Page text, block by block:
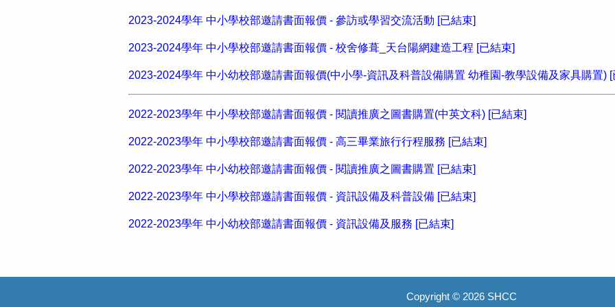
2023-2024學年 中小學校部邀請書面報價 - 參訪或學習交流活動 [已結束]
2023-2024學年 中小學校部邀請書面報價 - 校舍修葺_天台陽網建造工程 [已結束]
2023-2024學年 中小幼校部邀請書面報價(中小學-資訊及科普設備購置 幼稚園-教學設備及家具購置) [
2022-2023學年 中小學校部邀請書面報價 - 閱讀推廣之圖書購置(中英文科) [已結束]
2022-2023學年 中小學校部邀請書面報價 - 高三畢業旅行行程服務 [已結束]
2022-2023學年 中小幼校部邀請書面報價 - 閱讀推廣之圖書購置 [已結束]
2022-2023學年 中小學校部邀請書面報價 - 資訊設備及科普設備 [已結束]
2022-2023學年 中小幼校部邀請書面報價 - 資訊設備及服務 [已結束]
Copyright © 2026 SHCC